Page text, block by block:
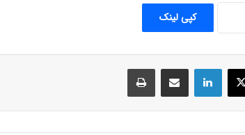
کپی لینک
X لینکدین اشتراک گذاری از طریق ایمیل چاپ
آتش در ایران و عهد هخامنشيان
زندگی نامه و خدمات داریوش بزرگ